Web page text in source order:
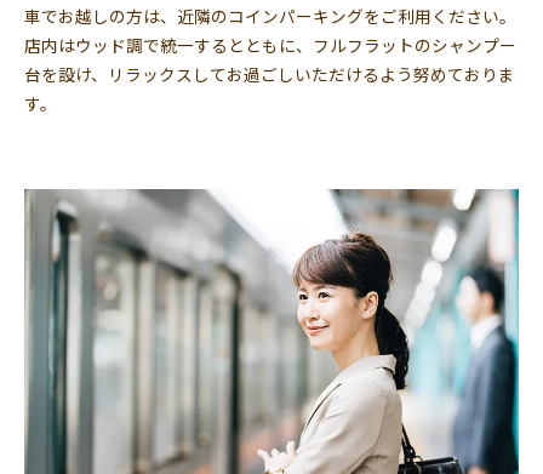
車でお越しの方は、近隣のコインパーキングをご利用ください。
店内はウッド調で統一するとともに、フルフラットのシャンプー
台を設け、リラックスしてお過ごしいただけるよう努めておりま
す。